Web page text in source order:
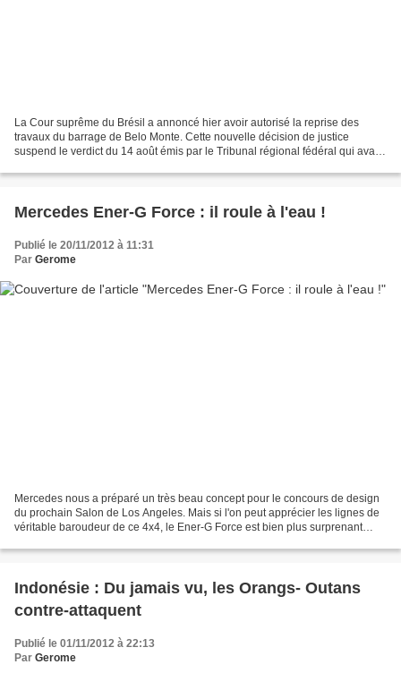
La Cour suprême du Brésil a annoncé hier avoir autorisé la reprise des
travaux du barrage de Belo Monte. Cette nouvelle décision de justice
suspend le verdict du 14 août émis par le Tribunal régional fédéral qui avait
Mercedes Ener-G Force : il roule à l'eau !
Publié le 20/11/2012 à 11:31
Par Gerome
Mercedes nous a préparé un très beau concept pour le concours de design
du prochain Salon de Los Angeles. Mais si l'on peut apprécier les lignes de
véritable baroudeur de ce 4x4, le Ener-G Force est bien plus surprenant
Indonésie : Du jamais vu, les Orangs- Outans
contre-attaquent
Publié le 01/11/2012 à 22:13
Par Gerome